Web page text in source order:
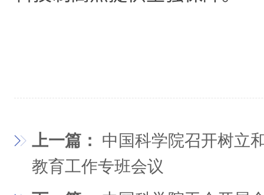
上一篇： 中国科学院召开树立
教育工作专班会议